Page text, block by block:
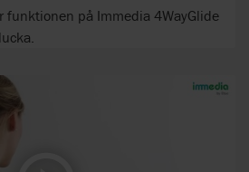
funktionen på Immedia 4WayGlide